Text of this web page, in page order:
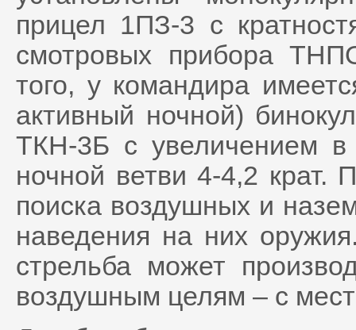
прицел 1ПЗ-3 с
смотровых прибора
того, у командира
активный ночной)
ТКН-3Б с увеличением в
ночной ветви 4-4,2 крат.
поиска воздушных и
наведения на них
стрельба может
воздушным целям – с